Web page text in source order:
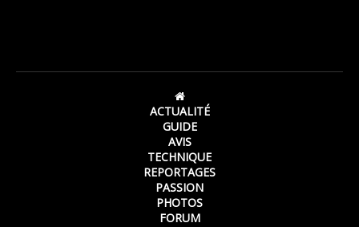
ACTUALITÉ
GUIDE
AVIS
TECHNIQUE
REPORTAGES
PASSION
PHOTOS
FORUM